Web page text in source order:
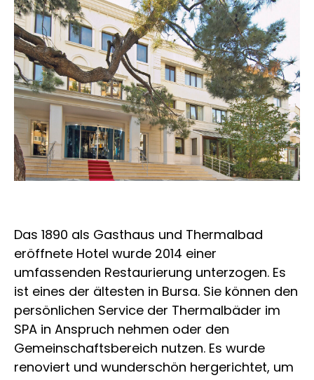
Das 1890 als Gasthaus und Thermalbad
eröffnete Hotel wurde 2014 einer
umfassenden Restaurierung unterzogen. Es
ist eines der ältesten in Bursa. Sie können den
persönlichen Service der Thermalbäder im
SPA in Anspruch nehmen oder den
Gemeinschaftsbereich nutzen. Es wurde
renoviert und wunderschön hergerichtet, um